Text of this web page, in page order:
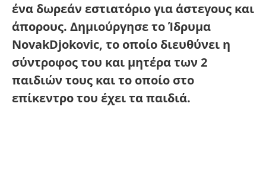
ένα δωρεάν εστιατόριο για άστεγους και
άπορους. Δημιούργησε το Ίδρυμα
NovakDjokovic, το οποίο διευθύνει η
σύντροφος του και μητέρα των 2
παιδιών τους και το οποίο στο
επίκεντρο του έχει τα παιδιά.